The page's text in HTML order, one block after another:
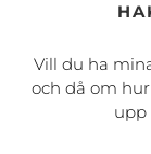
Vill du ha
och då om
upp